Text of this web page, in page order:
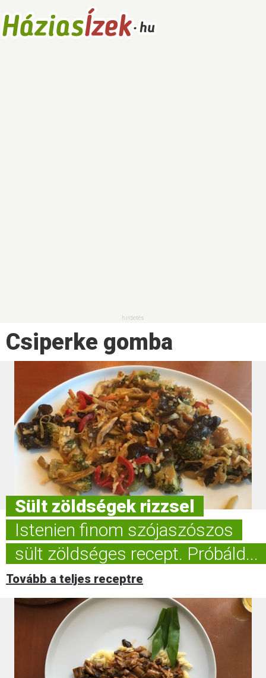
Csiperke gomba
Sült zöldségek rizzsel
Istenien finom szójaszószos
sült zöldséges recept. Próbáld...
Tovább a teljes receptre